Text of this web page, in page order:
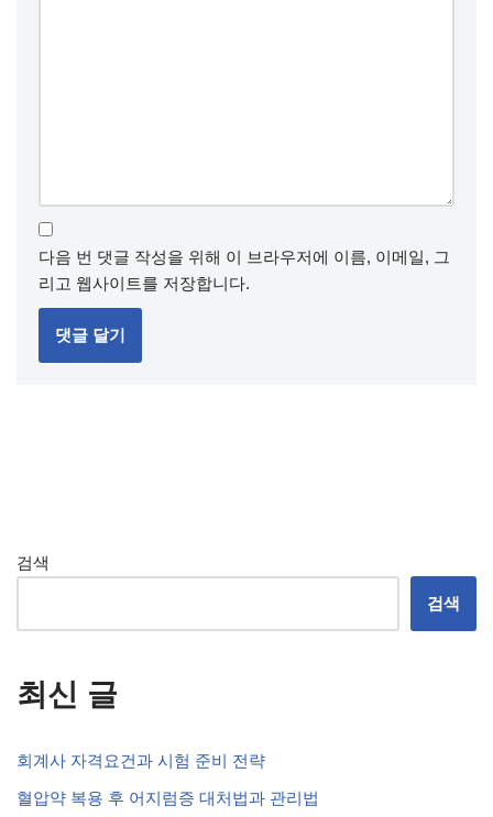
다음 번 댓글 작성을 위해 이 브라우저에 이름, 이메일, 그
리고 웹사이트를 저장합니다.
검색
검색
최신 글
회계사 자격요건과 시험 준비 전략
혈압약 복용 후 어지럼증 대처법과 관리법